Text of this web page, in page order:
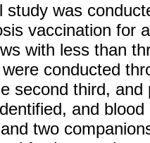
study was
vaccination for
with less than
conducted
second third,
and
two